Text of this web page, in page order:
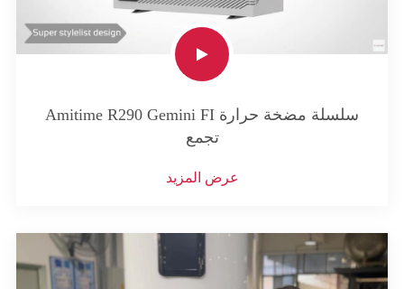
Amitime R290 Gemini FI سلسلة مضخة حرارة
تجمع
عرض المزيد